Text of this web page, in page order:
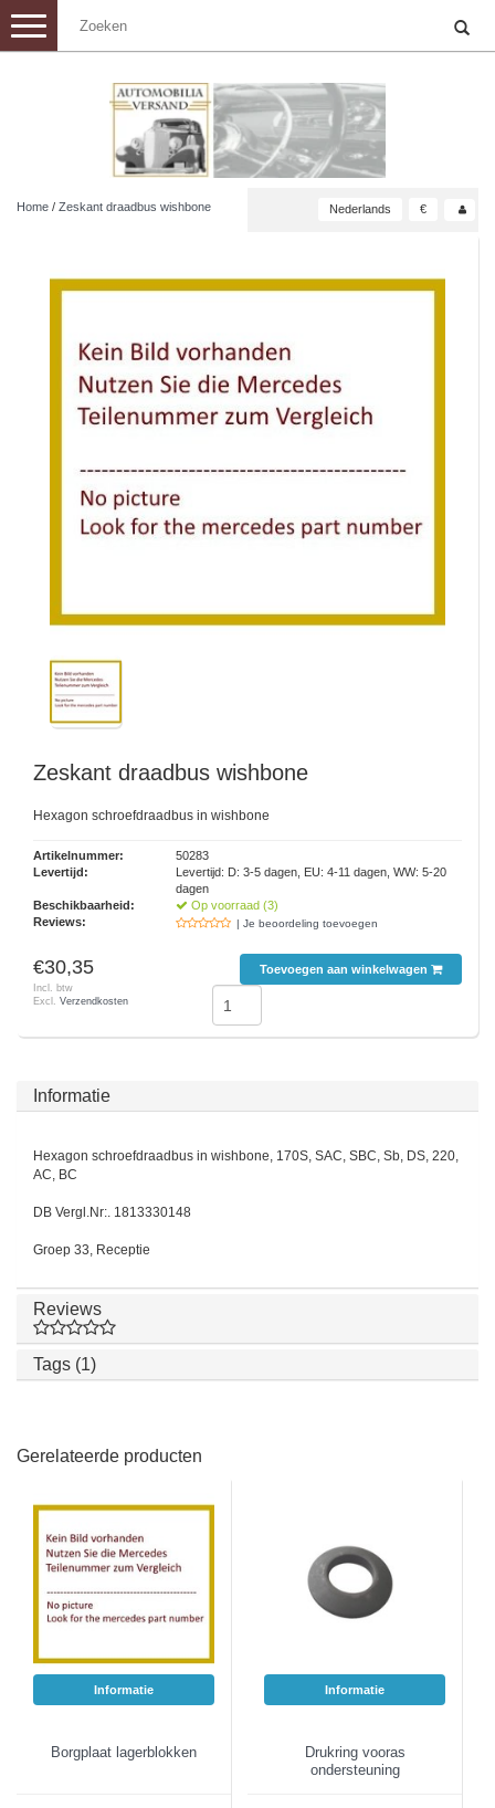
Toggle
navigation
Home / Zeskant draadbus wishbone Nederlands €
Zeskant draadbus wishbone
Hexagon schroefdraadbus in wishbone
Artikelnummer:
50283
Levertijd:
Levertijd: D: 3-5 dagen, EU: 4-11 dagen, WW: 5-20
dagen
Beschikbaarheid:
Op voorraad (3)
Reviews:
| Je beoordeling toevoegen
€30,35
Incl. btw
Excl. Verzendkosten
Toevoegen aan winkelwagen
Informatie
Hexagon schroefdraadbus in wishbone, 170S, SAC, SBC, Sb, DS, 220,
AC, BC
DB Vergl.Nr:. 1813330148
Groep 33, Receptie
Reviews
Tags (1)
Gerelateerde producten
Informatie
Borgplaat lagerblokken
Informatie
Drukring vooras
ondersteuning